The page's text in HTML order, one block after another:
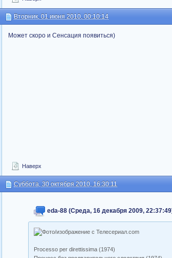
Вторник, 01 июня 2010, 00:10:14
Может скоро и Сенсация появиться)
Наверх
Суббота, 30 октября 2010, 16:30:11
eda-88 (Среда, 16 декабря 2009,
Processo per direttissima (1974)